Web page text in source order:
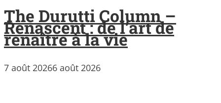
The Durutti Column –
Renascent : de l’art de
renaître à la vie
7 août 20266 août 2026